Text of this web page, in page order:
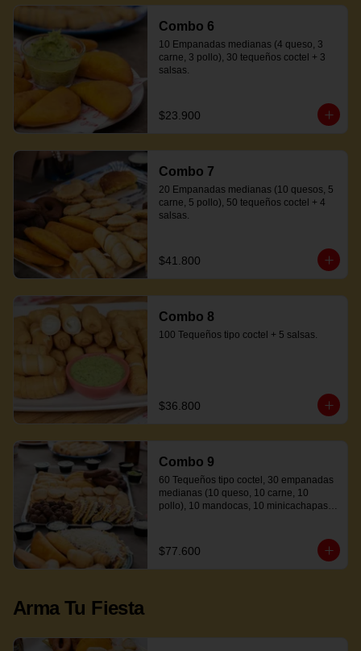
Combo 6
10 Empanadas medianas (4 queso, 3
carne, 3 pollo), 30 tequeños coctel + 3
salsas.
$23.900
Combo 7
20 Empanadas medianas (10 quesos, 5
carne, 5 pollo), 50 tequeños coctel + 4
salsas.
$41.800
Combo 8
100 Tequeños tipo coctel + 5 salsas.
$36.800
Combo 9
60 Tequeños tipo coctel, 30 empanadas
medianas (10 queso, 10 carne, 10
pollo), 10 mandocas, 10 minicachapas y
$77.600
Arma Tu Fiesta